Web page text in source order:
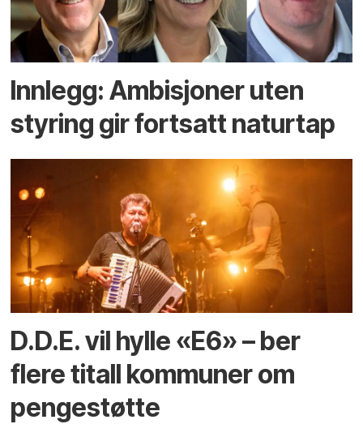
Innlegg: Ambisjoner uten
styring gir fortsatt naturtap
D.D.E. vil hylle «E6» – ber
flere titall kommuner om
pengestøtte